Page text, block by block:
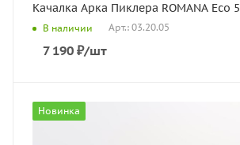
Качалка Арка Пиклера ROMANA Eco 5
В наличии Арт.: 03.20.05
7 190 ₽/шт
Новинка